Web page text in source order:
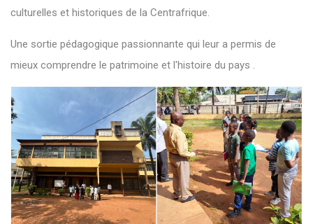
culturelles et historiques de la Centrafrique.
Une sortie pédagogique passionnante qui leur a permis de
mieux comprendre le patrimoine et l'histoire du pays .